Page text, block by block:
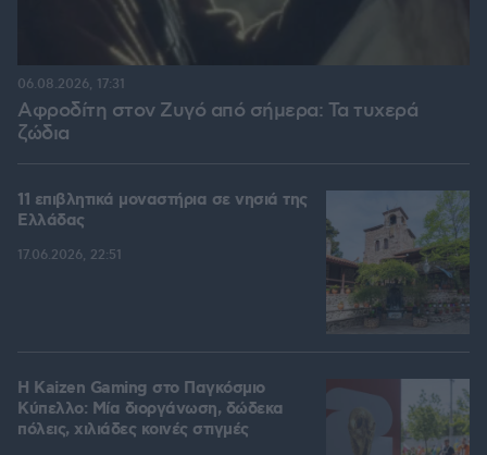
Αφροδίτη στον Ζυγό από σήμερα: Τα τυχερά
ζώδια
06.08.2026, 17:31
11 επιβλητικά μοναστήρια σε νησιά της
Ελλάδας
17.06.2026, 22:51
H Kaizen Gaming στο Παγκόσμιο
Kύπελλο: Μία διοργάνωση, δώδεκα
πόλεις, χιλιάδες κοινές στιγμές